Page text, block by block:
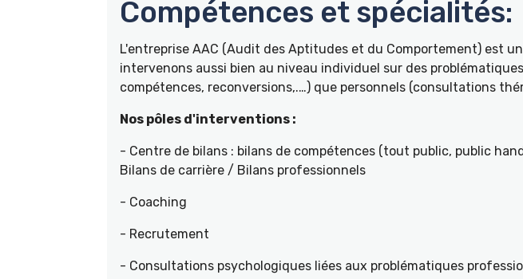
Compétences et spécialités:
L'entreprise AAC (Audit des Aptitudes et du Comportement) est
intervenons aussi bien au niveau individuel sur des
compétences, reconversions,.…) que personnels (consultations
Nos pôles d'interventions :
- Centre de bilans : bilans de compétences (tout public, public
Bilans de carrière / Bilans professionnels
- Coaching
- Recrutement
- Consultations psychologiques liées aux problématiques